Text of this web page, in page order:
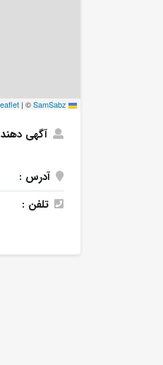
| ©SamSabz
آگهی
آدرس :
تلفن :